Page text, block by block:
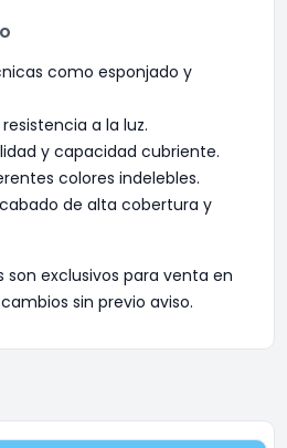
como esponjado y
a la luz.
y capacidad cubriente.
colores indelebles.
de alta cobertura y
son exclusivos para venta en
sin previo aviso.